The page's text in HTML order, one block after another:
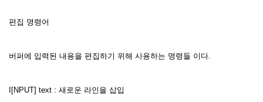
편집 명령어
버퍼에 입력된 내용을 편집하기 위해 사용하는 명령들 이다.
I[NPUT] text : 새로운 라인을 삽입